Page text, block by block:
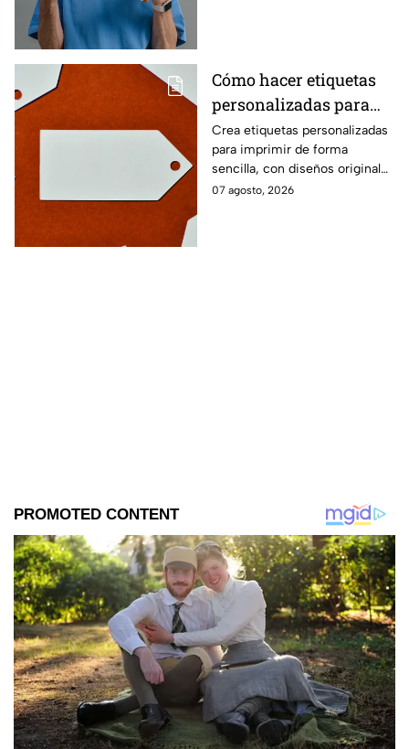
Cómo hacer etiquetas
personalizadas para
imprimir
Crea etiquetas personalizadas
para imprimir de forma
sencilla, con diseños originales
y detalles adaptados a tus
07 agosto, 2026